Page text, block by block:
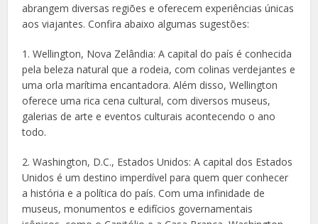
abrangem diversas regiões e oferecem experiências únicas
aos viajantes. Confira abaixo algumas sugestões:
1. Wellington, Nova Zelândia: A capital do país é conhecida
pela beleza natural que a rodeia, com colinas verdejantes e
uma orla marítima encantadora. Além disso, Wellington
oferece uma rica cena cultural, com diversos museus,
galerias de arte e eventos culturais acontecendo o ano
todo.
2. Washington, D.C., Estados Unidos: A capital dos Estados
Unidos é um destino imperdível para quem quer conhecer
a história e a política do país. Com uma infinidade de
museus, monumentos e edifícios governamentais